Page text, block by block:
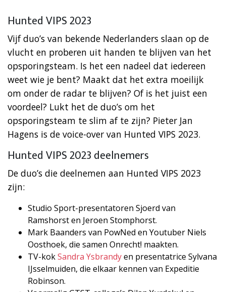
Hunted VIPS 2023
Vijf duo’s van bekende Nederlanders slaan op de
vlucht en proberen uit handen te blijven van het
opsporingsteam. Is het een nadeel dat iedereen
weet wie je bent? Maakt dat het extra moeilijk
om onder de radar te blijven? Of is het juist een
voordeel? Lukt het de duo’s om het
opsporingsteam te slim af te zijn? Pieter Jan
Hagens is de voice-over van Hunted VIPS 2023.
Hunted VIPS 2023 deelnemers
De duo’s die deelnemen aan Hunted VIPS 2023
zijn:
Studio Sport-presentatoren Sjoerd van
Ramshorst en Jeroen Stomphorst.
Mark Baanders van PowNed en Youtuber Niels
Oosthoek, die samen Onrecht! maakten.
TV-kokSandra Ysbrandyen presentatrice Sylvana
IJsselmuiden, die elkaar kennen van Expeditie
Robinson.